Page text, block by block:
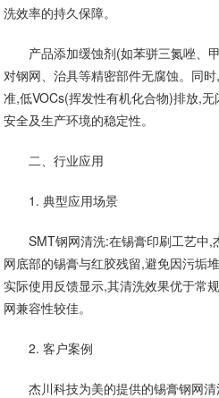
洗效率的持久保障。
产品添加缓蚀剂(如苯骈三氮唑、
对钢网、治具等精密部件无腐蚀。同
准,低VOCs(挥发性有机化合物)排放,
安全及生产环境的稳定性。
二、行业应用
1. 典型应用场景
SMT钢网清洗:在锡膏印刷工艺中
网底部的锡膏与红胶残留,避免因污垢
实际使用反馈显示,其清洗效果优于常
网兼容性较佳。
2. 客户案例
杰川科技为美的提供的锡膏钢网